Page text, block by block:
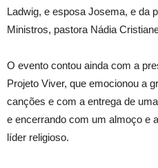
Ladwig, e esposa Josema, e da
Ministros, pastora Nádia
O evento contou ainda com a
Projeto Viver, que emocionou a
canções e com a entrega de
e encerrando com um almoço e
líder religioso.